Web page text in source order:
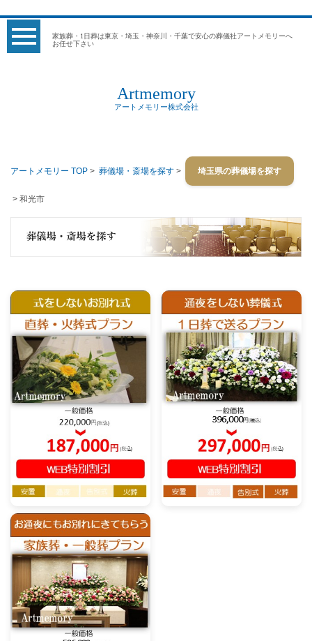
家族葬・1日葬は東京・埼玉・神奈川・千葉で安心の葬儀社アートメモリーへ
お任せ下さい
Artmemory
アートメモリー株式会社
アートメモリー TOP > 葬儀場・斎場を探す > 埼玉県の葬儀場を探す
> 和光市